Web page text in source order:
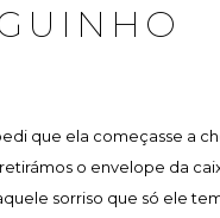
que ela começasse a
o envelope da
sorriso que só ele